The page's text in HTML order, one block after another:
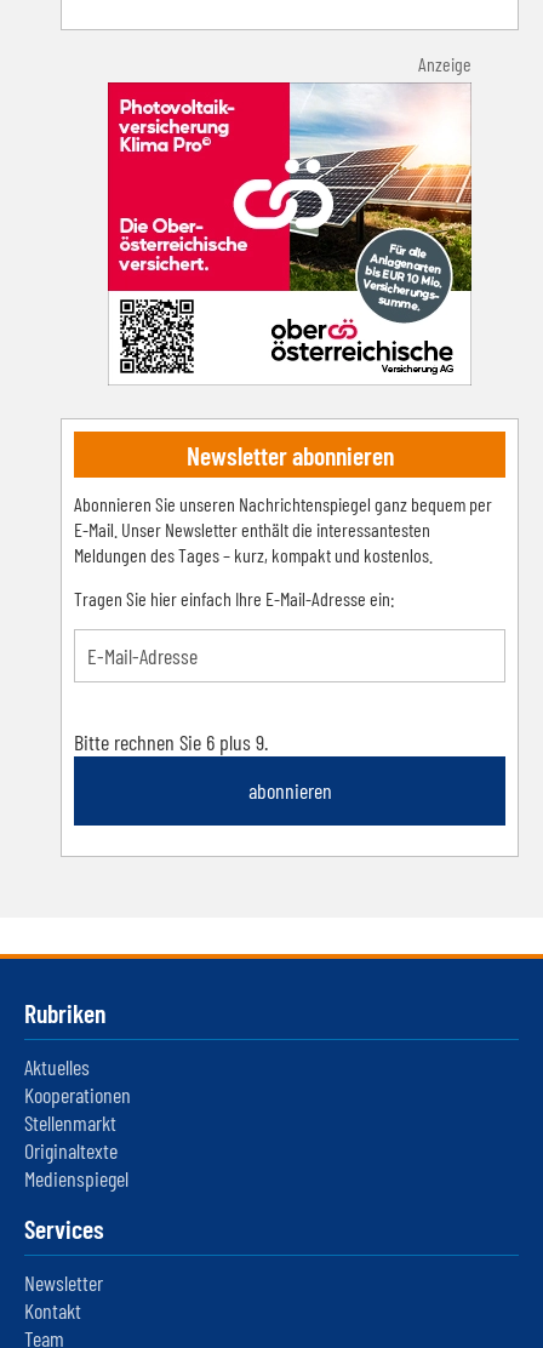
Anzeige
Newsletter abonnieren
Abonnieren Sie unseren Nachrichtenspiegel ganz bequem per
E-Mail. Unser Newsletter enthält die interessantesten
Meldungen des Tages – kurz, kompakt und kostenlos.
Tragen Sie hier einfach Ihre E-Mail-Adresse ein:
Bitte rechnen Sie 6 plus 9.
abonnieren
Rubriken
Aktuelles
Kooperationen
Stellenmarkt
Originaltexte
Medienspiegel
Services
Newsletter
Kontakt
Team